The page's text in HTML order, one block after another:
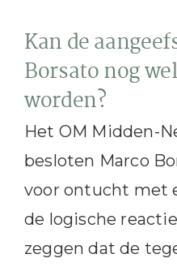
Kan de
Borsato nog
worden?
Het OM Midden-
besloten Marco
voor ontucht met
de logische
zeggen dat de